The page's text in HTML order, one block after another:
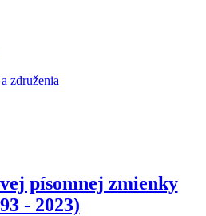
združenia
písomnej zmienky
- 2023)